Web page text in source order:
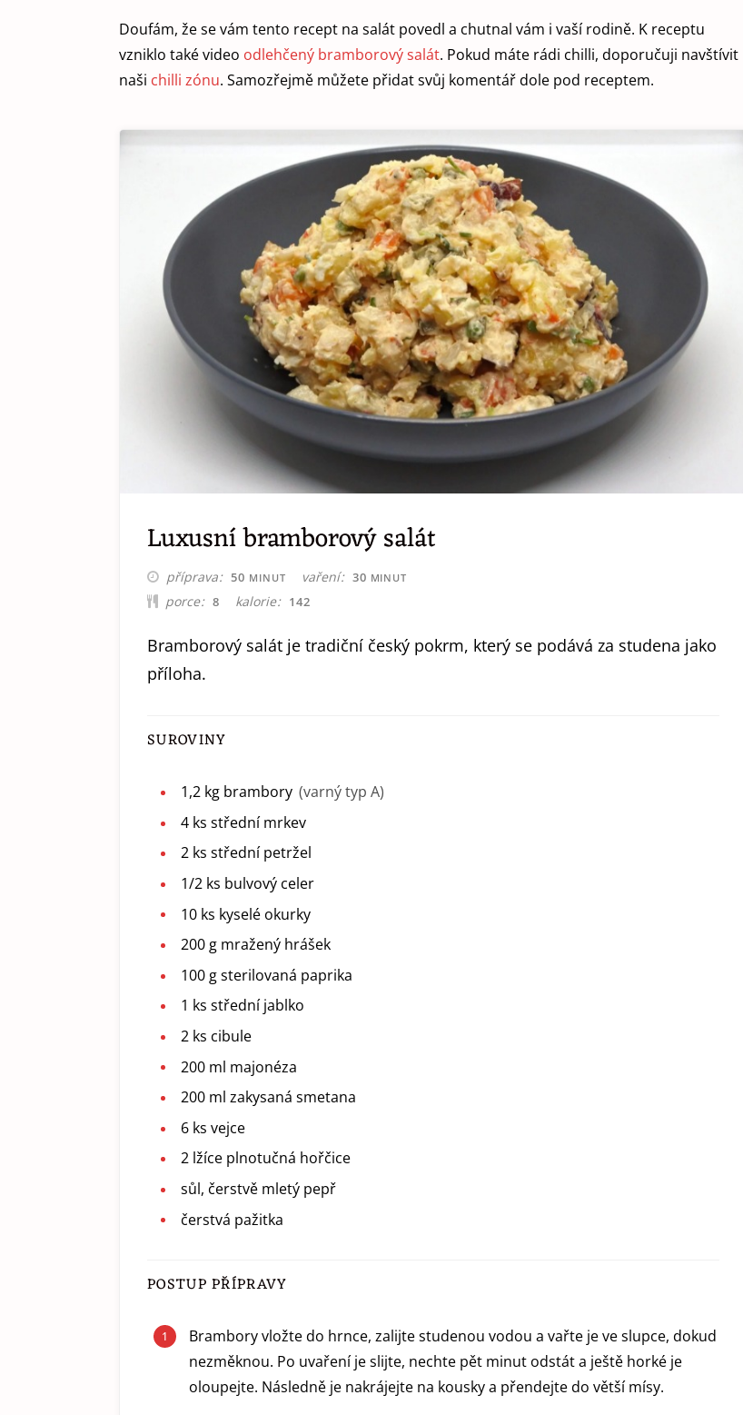
Doufám, že se vám tento recept na salát povedl a chutnal vám i vaší rodině. K receptu
vzniklo také video odlehčený bramborový salát. Pokud máte rádi chilli, doporučuji navštívit
naši chilli zónu. Samozřejmě můžete přidat svůj komentář dole pod receptem.
Luxusní bramborový salát
příprava 50 MINUT
MINUT vaření 30MINUT
MINUT
porce 8 kalorie 142
Bramborový salát je tradiční český pokrm, který se podává za studena jako
příloha.
SUROVINY
1,2 kg brambory (varný typ A)
4 ks střední mrkev
2 ks střední petržel
1/2 ks bulvový celer
10 ks kyselé okurky
200 g mražený hrášek
100 gsterilovaná paprika
1 ks střední jablko
2 ks cibule
200 ml majonéza
200 ml zakysaná smetana
6 ks vejce
2 lžíce plnotučná hořčice
sůl, čerstvě mletý pepř
čerstvá pažitka
POSTUP PŘÍPRAVY
Brambory vložte do hrnce, zalijte studenou vodou a vařte je ve slupce, dokud
nezměknou. Po uvaření je slijte, nechte pět minut odstát a ještě horké je
oloupejte. Následně je nakrájejte na kousky a přendejte do větší mísy.